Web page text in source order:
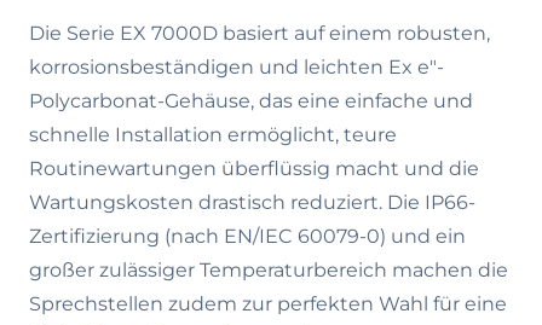
Die Serie EX 7000D basiert auf einem robusten,
korrosionsbeständigen und leichten Ex e"-
Polycarbonat-Gehäuse, das eine einfache und
schnelle Installation ermöglicht, teure
Routinewartungen überflüssig macht und die
Wartungskosten drastisch reduziert. Die IP66-
Zertifizierung (nach EN/IEC 60079-0) und ein
großer zulässiger Temperaturbereich machen die
Sprechstellen zudem zur perfekten Wahl für eine